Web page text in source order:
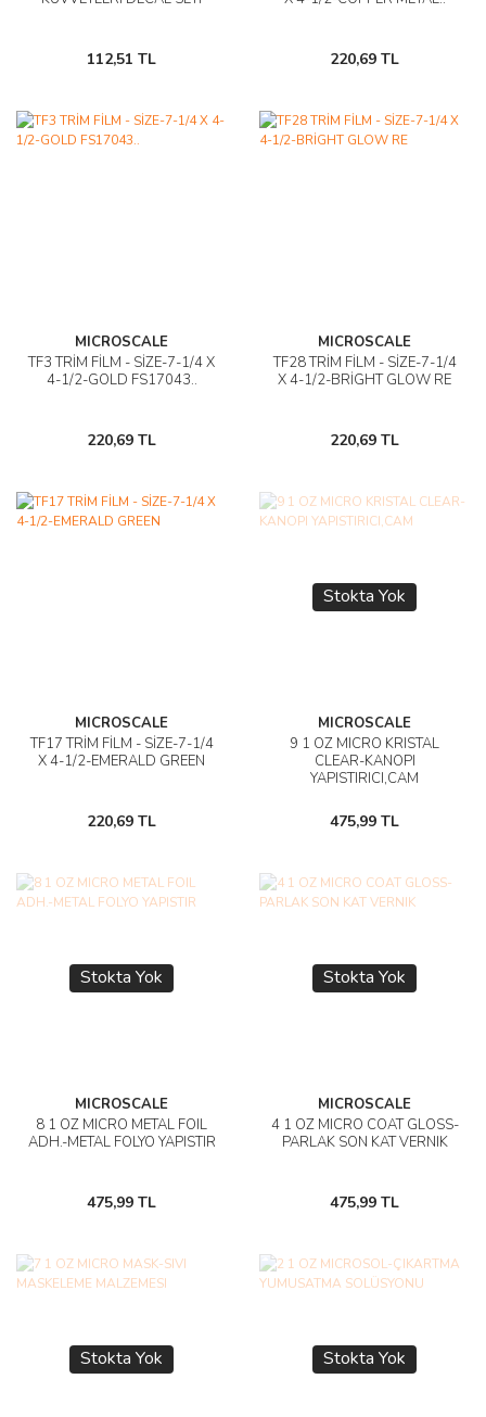
112,51 TL 220,69 TL
MICROSCALE
TF3 TRİM FİLM - SİZE-7-1/4 X
4-1/2-GOLD FS17043..
220,69 TL
MICROSCALE
TF28 TRİM FİLM - SİZE-7-1/4
X 4-1/2-BRİGHT GLOW RE
220,69 TL
MICROSCALE
TF17 TRİM FİLM - SİZE-7-1/4
X 4-1/2-EMERALD GREEN
220,69 TL
Stokta Yok
MICROSCALE
9 1 OZ MICRO KRISTAL
CLEAR-KANOPI
YAPISTIRICI,CAM
475,99 TL
Stokta Yok
MICROSCALE
8 1 OZ MICRO METAL FOIL
ADH.-METAL FOLYO YAPISTIR
475,99 TL
Stokta Yok
MICROSCALE
4 1 OZ MICRO COAT GLOSS-
PARLAK SON KAT VERNIK
475,99 TL
Stokta Yok Stokta Yok